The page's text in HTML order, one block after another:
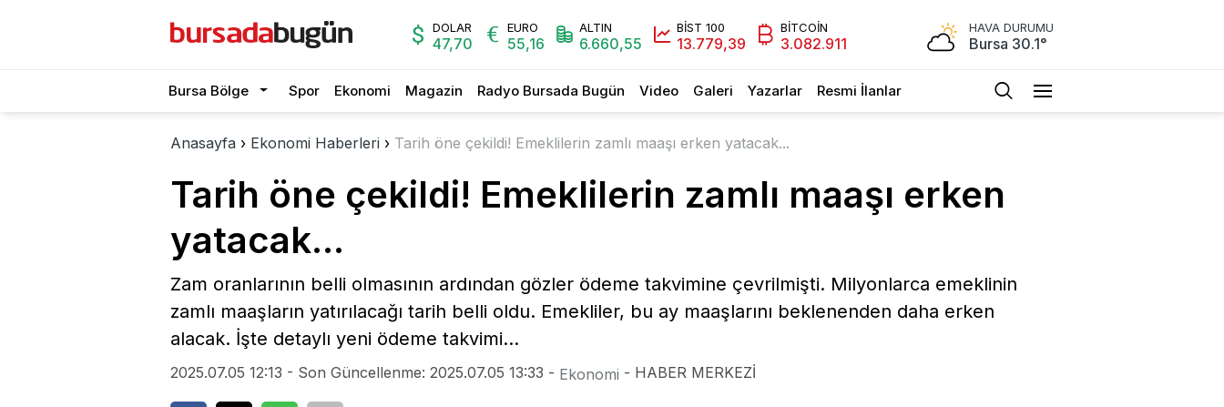
DOLAR
47,70
EURO
55,16
ALTIN
6.660,55
BİST 100
13.779,39
BİTCOİN
3.082.911
HAVA DURUMU
Bursa 30.1°
Bursa Bölge Spor Ekonomi Magazin Radyo Bursada Bugün Video Galeri Yazarlar Resmi İlanlar
Anasayfa › Ekonomi Haberleri › Tarih öne çekildi! Emeklilerin zamlı maaşı erken yatacak...
Tarih öne çekildi! Emeklilerin zamlı maaşı erken
yatacak...
Zam oranlarının belli olmasının ardından gözler ödeme takvimine çevrilmişti. Milyonlarca emeklinin
zamlı maaşların yatırılacağı tarih belli oldu. Emekliler, bu ay maaşlarını beklenenden daha erken
alacak. İşte detaylı yeni ödeme takvimi...
2025.07.05 12:13 - Son Güncellenme: 2025.07.05 13:33 - Ekonomi - HABER MERKEZİ